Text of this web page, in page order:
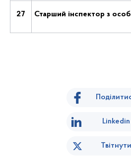
27 Старший інспектор з
Linkedin
Твітнути